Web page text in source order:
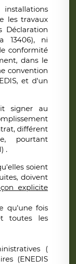
les travaux
Déclaration
13406), ni
conformité
dans le
convention
et d'un
signer au
différent
pourtant
.
soient
doivent
explicite
qu'une fois
toutes les
(
(ENEDIS